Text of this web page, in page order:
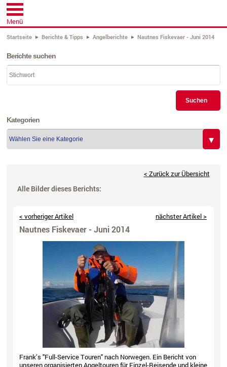
Menü
Startseite Berichte & Tipps Angelberichte Nautnes Fiskevaer - Juni 2014
Berichte suchen
Suchen
Kategorien
< Zurück zur Übersicht
Alle Bilder dieses Berichts:
Nautnes Fiskevaer - Juni 2014
Frank’s "Full-Service Touren" nach Norwegen. Ein Bericht von
unseren organisierten Angeltouren für Einzel-Reisende und kleine